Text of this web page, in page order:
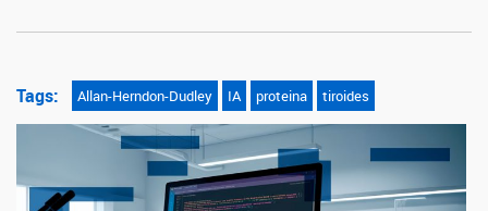
Tags: Allan-Herndon-Dudley IA proteina tiroides